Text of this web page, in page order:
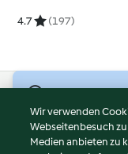
4.7 (197)
Nutzungsbedingungen
Datenschutzrichtlinien
Wir verwenden
Webseitenbesuch
Medien anbieten zu